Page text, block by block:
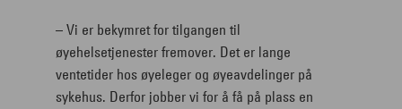
– Vi er bekymret for tilgangen til
øyehelsetjenester fremover. Det er lange
ventetider hos øyeleger og øyeavdelinger på
sykehus. Derfor jobber vi for å få på plass en